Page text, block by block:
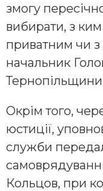
змогу
вибирати, з
приватним чи
начальник
Окрім того,
юстиції,
служби
Кольцов, при